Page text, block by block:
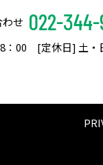
せ 022-344-
：00 [定休日] 土・